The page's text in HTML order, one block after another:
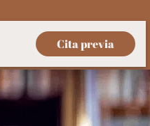
Cita previa